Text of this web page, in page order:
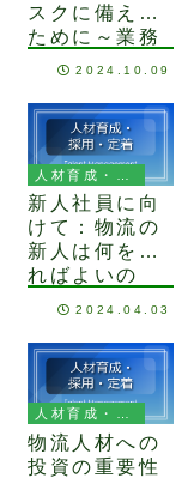
スクに備える
ために～業務
マニュアル作
の可視化～
2024.10.09
新人社員に向
けて：物流の
新人は何をす
ればよいの
2024.04.03
物流人材への
投資の重要性